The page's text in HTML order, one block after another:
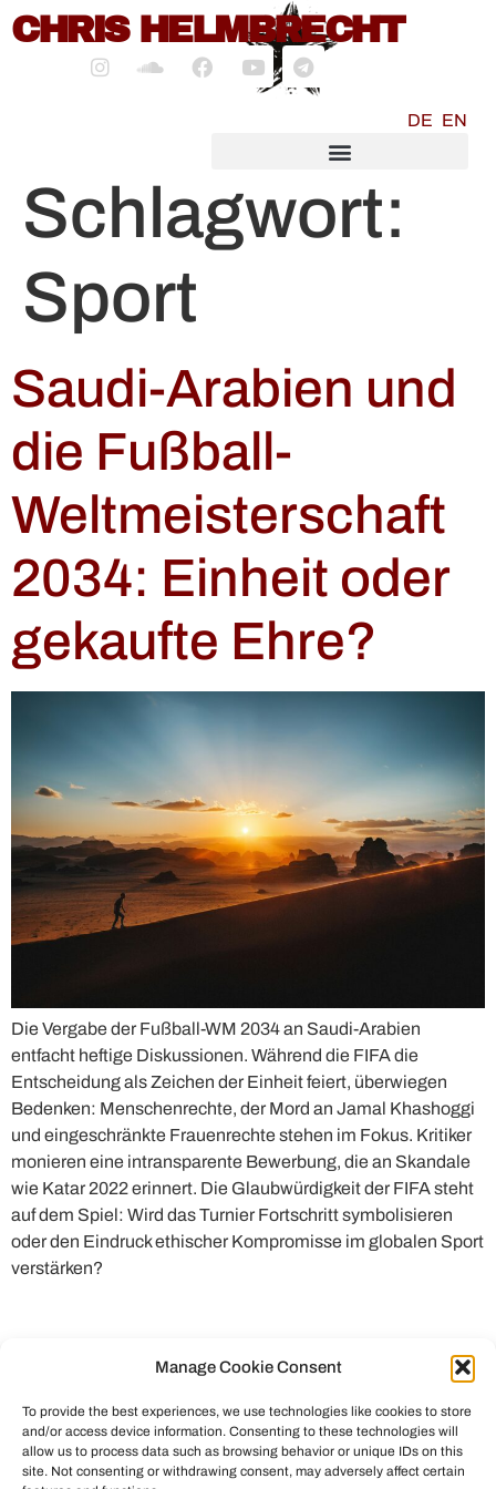
Manage Cookie Consent
To provide the best experiences, we use technologies like cookies to store
and/or access device information. Consenting to these technologies will
allow us to process data such as browsing behavior or unique IDs on this
site. Not consenting or withdrawing consent, may adversely affect certain
springen
CHRIS HELMBRECHT
DE EN
Schlagwort:
Sport
Saudi-Arabien und
die Fußball-
Weltmeisterschaft
2034: Einheit oder
gekaufte Ehre?
Die Vergabe der Fußball-WM 2034 an Saudi-Arabien
entfacht heftige Diskussionen. Während die FIFA die
Entscheidung als Zeichen der Einheit feiert, überwiegen
Bedenken: Menschenrechte, der Mord an Jamal Khashoggi
und eingeschränkte Frauenrechte stehen im Fokus. Kritiker
monieren eine intransparente Bewerbung, die an Skandale
wie Katar 2022 erinnert. Die Glaubwürdigkeit der FIFA steht
auf dem Spiel: Wird das Turnier Fortschritt symbolisieren
oder den Eindruck ethischer Kompromisse im globalen Sport
verstärken?